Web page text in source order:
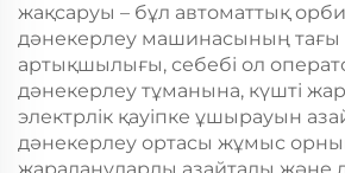
жақсаруы – бұл автоматтық
дәнекерлеу машинасының тағы
артықшылығы, себебі ол
дәнекерлеу тұманына, күшті
электрлік қауіпке ұшырауын
дәнекерлеу ортасы жұмыс